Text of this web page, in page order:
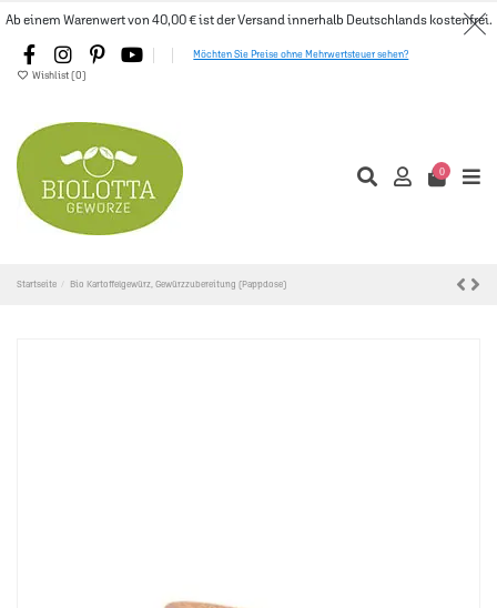
Ab einem Warenwert von 40,00 € ist der Versand innerhalb Deutschlands kostenfrei.
Möchten Sie Preise ohne Mehrwertsteuer sehen?
Wishlist (0)
0
Startseite Bio Kartoffelgewürz, Gewürzzubereitung (Pappdose)